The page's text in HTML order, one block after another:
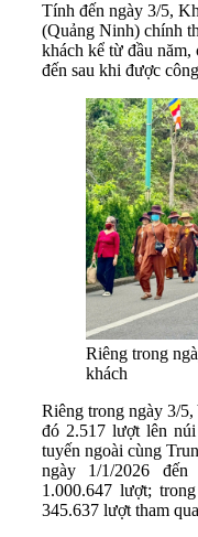
Tính đến ngày 3/5,
(Quảng Ninh) chính
khách kể từ đầu năm,
đến sau khi được
Riêng trong
khách
Riêng trong ngày 3/
đó 2.517 lượt lên
tuyến ngoài cùng
ngày 1/1/2026
1.000.647 lượt;
345.637 lượt tham